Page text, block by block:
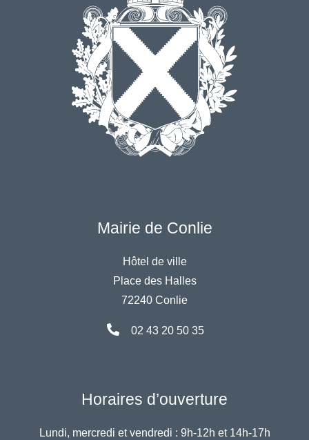
Mairie de Conlie
Hôtel de ville
Place des Halles
72240 Conlie
02 43 20 50 35
Horaires d’ouverture
Lundi, mercredi et vendredi : 9h-12h et 14h-17h